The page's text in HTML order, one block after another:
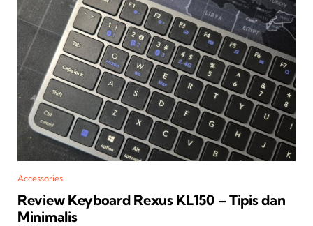
Accessories
Review Keyboard Rexus KL150 – Tipis dan
Minimalis